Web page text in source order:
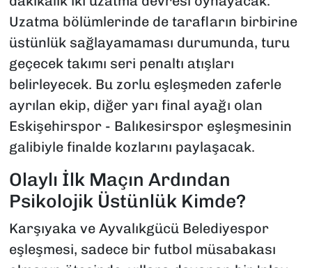
Uzatma bölümlerinde de tarafların birbirine
üstünlük sağlayamaması durumunda, turu
geçecek takımı seri penaltı atışları
belirleyecek. Bu zorlu eşleşmeden zaferle
ayrılan ekip, diğer yarı final ayağı olan
Eskişehirspor - Balıkesirspor eşleşmesinin
galibiyle finalde kozlarını paylaşacak.
Olaylı İlk Maçın Ardından
Psikolojik Üstünlük Kimde?
Karşıyaka ve Ayvalıkgücü Belediyespor
eşleşmesi, sadece bir futbol müsabakası